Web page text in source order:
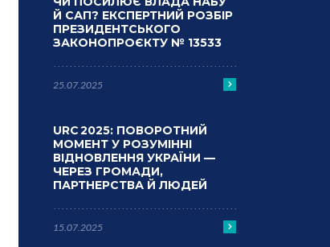
Й САП? ЕКСПЕРТНИЙ РОЗБІР
ПРЕЗИДЕНТСЬКОГО
ЗАКОНОПРОЄКТУ № 13533
25.07.2025
URC 2025: ПОВОРОТНИЙ
МОМЕНТ У РОЗУМІННІ
ВІДНОВЛЕННЯ УКРАЇНИ —
ЧЕРЕЗ ГРОМАДИ,
ПАРТНЕРСТВА Й ЛЮДЕЙ
15.07.2025